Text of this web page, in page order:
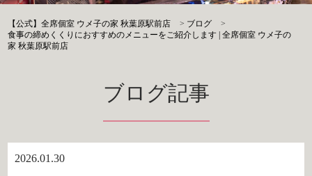
【公式】全席個室 ウメ子の家 秋葉原駅前店 > ブログ
>
食事の締めくくりにおすすめのメニューをご紹介します | 全席個室 ウメ子の
家 秋葉原駅前店
ブログ記事
2026.01.30